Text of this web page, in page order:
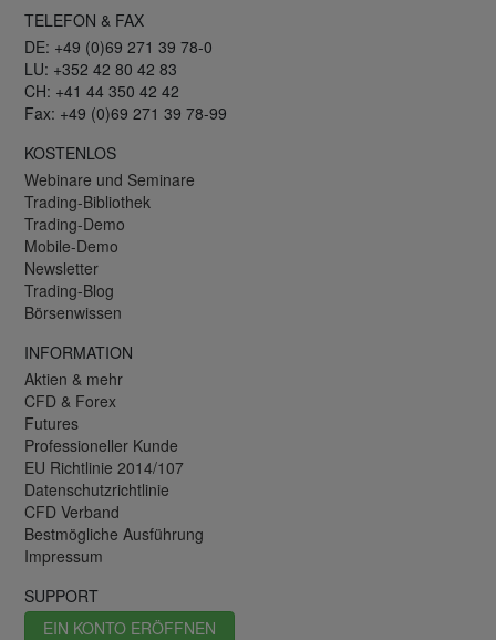
TELEFON & FAX
DE: +49 (0)69 271 39 78-0
LU: +352 42 80 42 83
CH: +41 44 350 42 42
Fax: +49 (0)69 271 39 78-99
KOSTENLOS
Webinare und Seminare
Trading-Bibliothek
Trading-Demo
Mobile-Demo
Newsletter
Trading-Blog
Börsenwissen
INFORMATION
Aktien & mehr
CFD & Forex
Futures
Professioneller Kunde
EU Richtlinie 2014/107
Datenschutzrichtlinie
CFD Verband
Bestmögliche Ausführung
Impressum
SUPPORT
EIN KONTO ERÖFFNEN